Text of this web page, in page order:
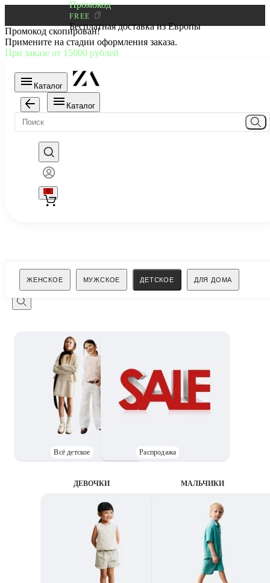
Промокод
FREE
Бесплатная доставка из Европы
Промокод скопирован!
Примените на стадии оформления заказа.
При заказе от 15000 рублей
Каталог
Каталог
0
ЖЕНСКОЕ МУЖСКОЕ ДЕТСКОЕ ДЛЯ ДОМА
Поиск
Всё детское Распродажа
ДЕВОЧКИ MАЛЬЧИКИ